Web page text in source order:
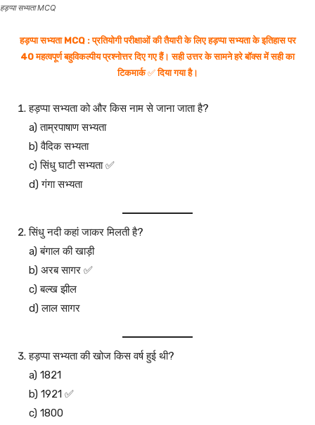
हड़प्पा सभ्यता MCQ
हड़प्पा सभ्यता MCQ : प्रतियोगी परीक्षाओं की तैयारी के लिए हड़प्पा सभ्यता के इतिहास पर
40 महत्वपूर्ण बहुविकल्पीय प्रश्नोत्तर दिए गए हैं। सही उत्तर के सामने हरे बॉक्स में सही का
टिकमार्क✅दिया गया है।
हड़प्पा सभ्यता को और किस नाम से जाना जाता है?
a) ताम्रपाषाण सभ्यता
b) वैदिक सभ्यता
c) सिंधु घाटी सभ्यता ✅
d) गंगा सभ्यता
सिंधु नदी कहां जाकर मिलती है?
a) बंगाल की खाड़ी
b) अरब सागर ✅
c) बल्ख झील
d) लाल सागर
हड़प्पा सभ्यता की खोज किस वर्ष हुई थी?
a) 1821
b) 1921 ✅
c) 1800